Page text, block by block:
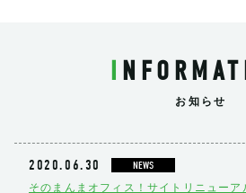
お知らせ
2020.06.30
NEWS
そのまんまオフィス！サイトリニューア